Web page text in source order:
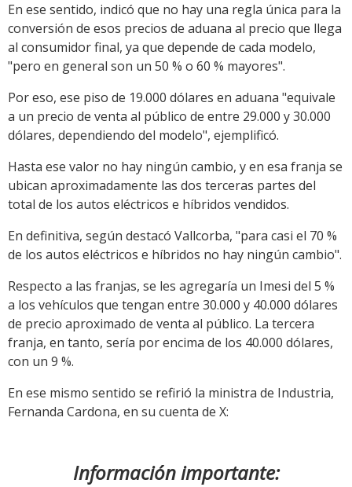
En ese sentido, indicó que no hay una regla única para la
conversión de esos precios de aduana al precio que llega
al consumidor final, ya que depende de cada modelo,
"pero en general son un 50 % o 60 % mayores".
Por eso, ese piso de 19.000 dólares en aduana "equivale
a un precio de venta al público de entre 29.000 y 30.000
dólares, dependiendo del modelo", ejemplificó.
Hasta ese valor no hay ningún cambio, y en esa franja se
ubican aproximadamente las dos terceras partes del
total de los autos eléctricos e híbridos vendidos.
En definitiva, según destacó Vallcorba, "para casi el 70 %
de los autos eléctricos e híbridos no hay ningún cambio".
Respecto a las franjas, se les agregaría un Imesi del 5 %
a los vehículos que tengan entre 30.000 y 40.000 dólares
de precio aproximado de venta al público. La tercera
franja, en tanto, sería por encima de los 40.000 dólares,
con un 9 %.
En ese mismo sentido se refirió la ministra de Industria,
Fernanda Cardona, en su cuenta de X:
Información importante: